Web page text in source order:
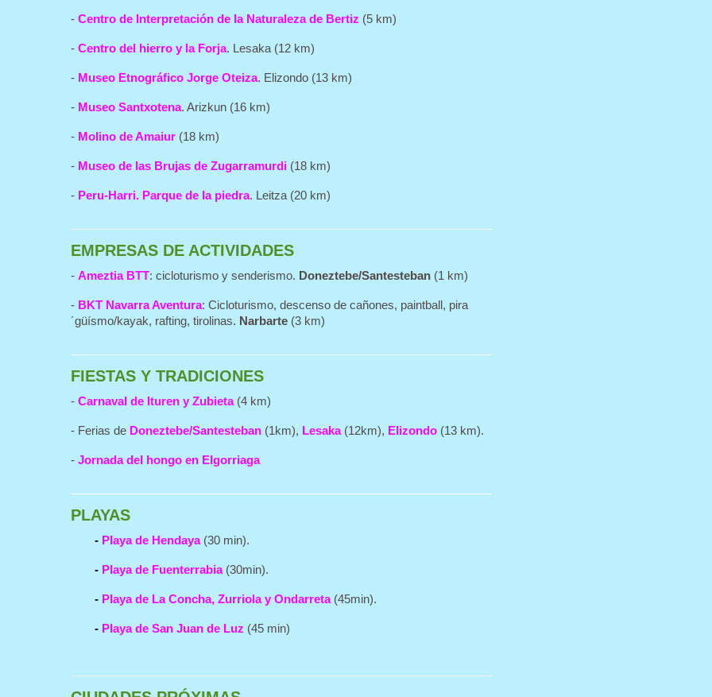
- Centro de Interpretación de la Naturaleza de Bertiz (5 km)
- Centro del hierro y la Forja. Lesaka (12 km)
- Museo Etnográfico Jorge Oteiza. Elizondo (13 km)
- Museo Santxotena. Arizkun (16 km)
- Molino de Amaiur (18 km)
- Museo de las Brujas de Zugarramurdi (18 km)
- Peru-Harri. Parque de la piedra. Leitza (20 km)
EMPRESAS DE ACTIVIDADES
- Ameztia BTT: cicloturismo y senderismo. Doneztebe/Santesteban (1 km)
- BKT Navarra Aventura: Cicloturismo, descenso de cañones, paintball, pira
´güísmo/kayak, rafting, tirolinas. Narbarte (3 km)
FIESTAS Y TRADICIONES
- Carnaval de Ituren y Zubieta(4 km)
- Ferias de Doneztebe/Santesteban (1km), Lesaka(12km), Elizondo (13 km).
- Jornada del hongo en Elgorriaga
PLAYAS
- Playa de Hendaya (30 min).
- Playa de Fuenterrabia(30min).
- Playa de La Concha, Zurriola y Ondarreta(45min).
- Playa de San Juan de Luz (45 min)